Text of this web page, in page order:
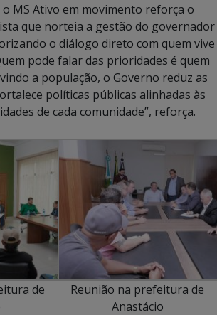
MS Ativo em movimento reforça o
que norteia a gestão do governador
o diálogo direto com quem vive
pode falar das prioridades é quem
a população, o Governo reduz as
políticas públicas alinhadas às
de cada comunidade”, reforça.
de
Reunião na prefeitura de
Anastácio